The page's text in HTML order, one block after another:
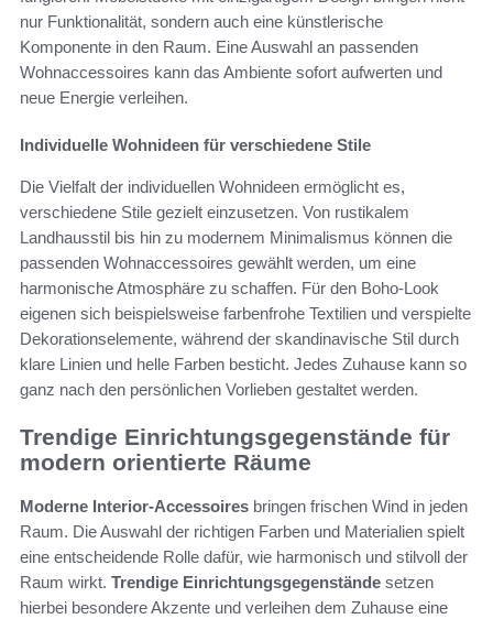
nur Funktionalität, sondern auch eine künstlerische
Komponente in den Raum. Eine Auswahl an passenden
Wohnaccessoires kann das Ambiente sofort aufwerten und
neue Energie verleihen.
Individuelle Wohnideen für verschiedene Stile
Die Vielfalt der individuellen Wohnideen ermöglicht es,
verschiedene Stile gezielt einzusetzen. Von rustikalem
Landhausstil bis hin zu modernem Minimalismus können die
passenden Wohnaccessoires gewählt werden, um eine
harmonische Atmosphäre zu schaffen. Für den Boho-Look
eigenen sich beispielsweise farbenfrohe Textilien und verspielte
Dekorationselemente, während der skandinavische Stil durch
klare Linien und helle Farben besticht. Jedes Zuhause kann so
ganz nach den persönlichen Vorlieben gestaltet werden.
Trendige Einrichtungsgegenstände für
modern orientierte Räume
Moderne Interior-Accessoires bringen frischen Wind in jeden
Raum. Die Auswahl der richtigen Farben und Materialien spielt
eine entscheidende Rolle dafür, wie harmonisch und stilvoll der
Raum wirkt. Trendige Einrichtungsgegenstände setzen
hierbei besondere Akzente und verleihen dem Zuhause eine